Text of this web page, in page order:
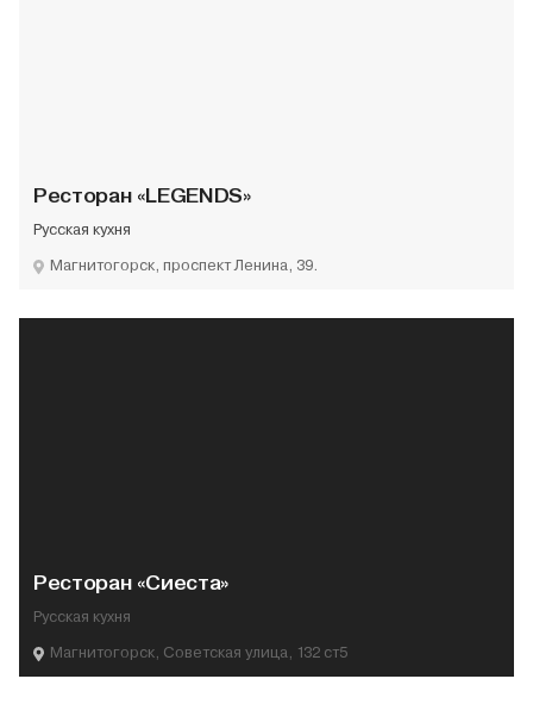
Ресторан «LEGENDS»
Русская кухня
Магнитогорск, проспект Ленина, 39.
Ресторан «Сиеста»
Русская кухня
Магнитогорск, Советская улица, 132 ст5